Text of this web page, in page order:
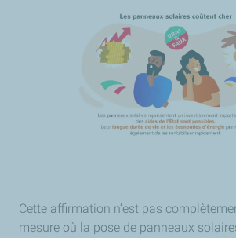
Cette affirmation n’est pas
mesure où la pose de panneaux